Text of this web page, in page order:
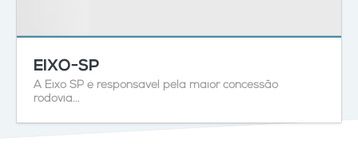
EIXO-SP
A Eixo SP é responsável pela maior concessão
rodoviá...